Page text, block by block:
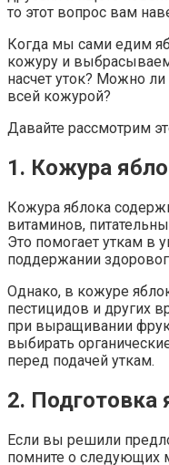
то этот вопрос вам
Когда мы сами едим
кожуру и
насчет уток? Можно
всей кожурой?
Давайте рассмотрим
1. Кожура
Кожура яблока
витаминов,
Это помогает уткам в
поддержании
Однако, в кожуре
пестицидов и других
при выращивании
выбирать
перед подачей уткам.
2. Подготовка
Если вы решили
помните о следующих